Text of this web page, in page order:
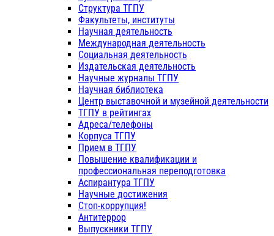
Структура ТГПУ
Факультеты, институты
Научная деятельность
Международная деятельность
Социальная деятельность
Издательская деятельность
Научные журналы ТГПУ
Научная библиотека
Центр выставочной и музейной деятельности
ТГПУ в рейтингах
Адреса/телефоны
Корпуса ТГПУ
Прием в ТГПУ
Повышение квалификации и
профессиональная переподготовка
Аспирантура ТГПУ
Научные достижения
Стоп-коррупция!
Антитеррор
Выпускники ТГПУ